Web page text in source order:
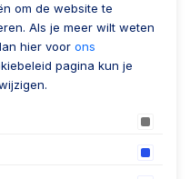
Zaken doen met Breure
Zakelijk bestellen
om de website te
Als je meer wilt weten
hier voor ons
pagina kun je